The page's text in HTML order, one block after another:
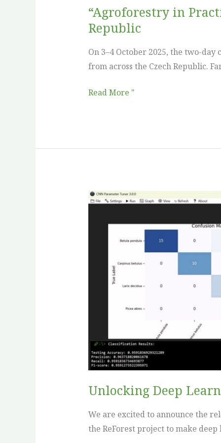
“Agroforestry in
Republic
On 3–4 October 2025, the two-
from across the Czech Republic.
Republic
Read More "
Unlocking Deep
We are excited to announce the
the ReForest project to make
Unlocking
Learning
Parameter